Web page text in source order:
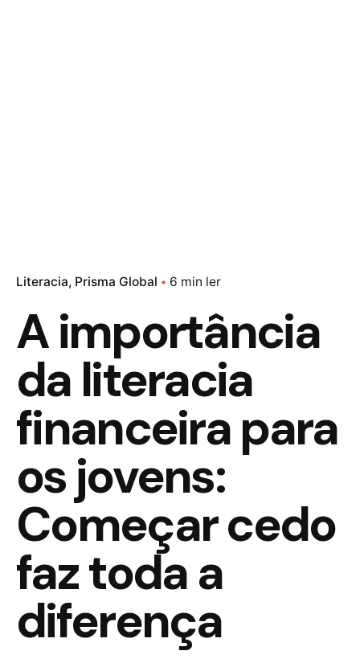
Literacia Prisma Global 6 min ler
A importância
da literacia
financeira para
os jovens:
Começar cedo
faz toda a
diferença